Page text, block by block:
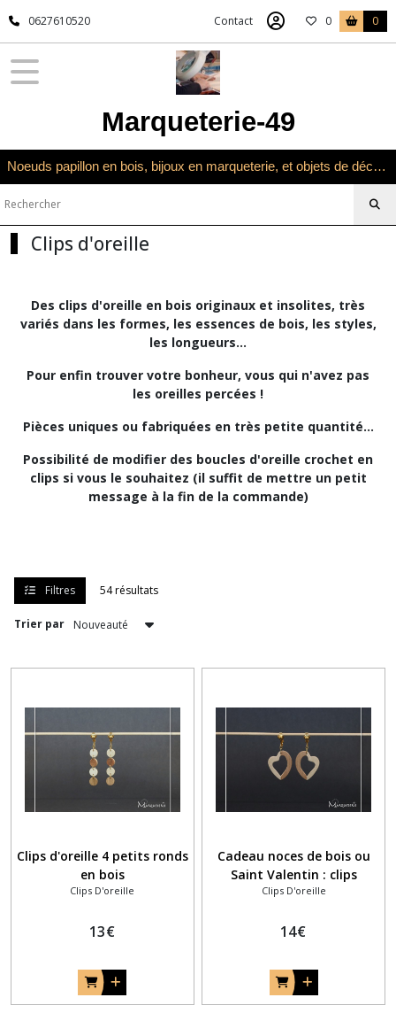
0627610520 Contact 0 0
Marqueterie-49
Noeuds papillon en bois, bijoux en marqueterie, et objets de décoration en marqueterie bois
Clips d'oreille
Des clips d'oreille en bois originaux et insolites, très
variés dans les formes, les essences de bois, les styles,
les longueurs...
Pour enfin trouver votre bonheur, vous qui n'avez pas
les oreilles percées !
Pièces uniques ou fabriquées en très petite quantité...
Possibilité de modifier des boucles d'oreille crochet en
clips si vous le souhaitez (il suffit de mettre un petit
message à la fin de la commande)
Filtres 54 résultats
Trier par
Clips d'oreille 4 petits ronds
en bois
Clips D'oreille
13€
Cadeau noces de bois ou
Saint Valentin : clips
d'oreille COEUR stylisé en
Clips D'oreille
14€
Fermer
FILTRES
Univers
bijoux
en
bois
Clips
d'oreille
Afficher
les